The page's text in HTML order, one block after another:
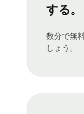
する。
数分で無
しょう。